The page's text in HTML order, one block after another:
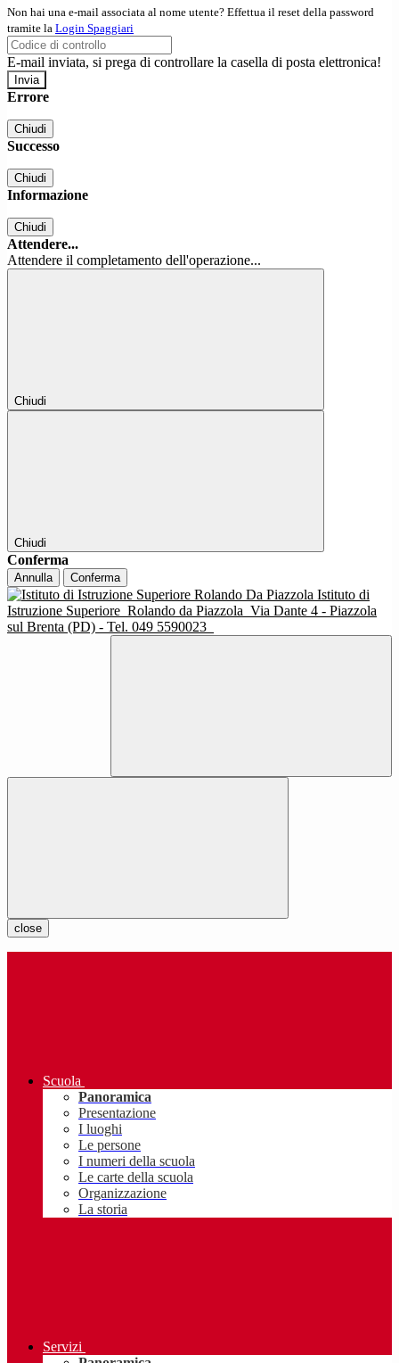
Non hai una e-mail associata al nome utente? Effettua il reset della password
tramite la Login Spaggiari
E-mail inviata, si prega di controllare la casella di posta elettronica!
Errore
Chiudi
Successo
Chiudi
Informazione
Chiudi
Attendere...
Attendere il completamento dell'operazione...
Chiudi
Chiudi
Conferma
Annulla Conferma
Istituto di
Istruzione Superiore Rolando da Piazzola Via Dante 4 - Piazzola
sul Brenta (PD) - Tel. 049 5590023
close
Scuola
Panoramica
Presentazione
I luoghi
Le persone
I numeri della scuola
Le carte della scuola
Organizzazione
La storia
Servizi